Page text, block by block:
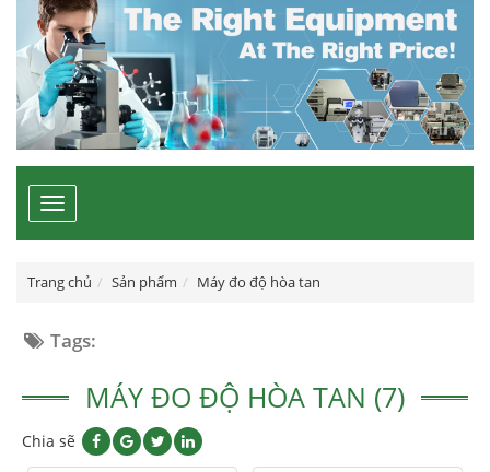
Toggle
navigation
Trang chủ Sản phẩm Máy đo độ hòa tan
Tags:
MÁY ĐO ĐỘ HÒA TAN (7)
Chia sẽ